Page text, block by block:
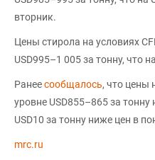
вторник.
Цены стирола на условиях
USD995–1 005 за тонну, что
Ранеесообщалось, что цены
уровне USD855–865 за тонну
USD10 за тонну ниже цен в
mrc.ru